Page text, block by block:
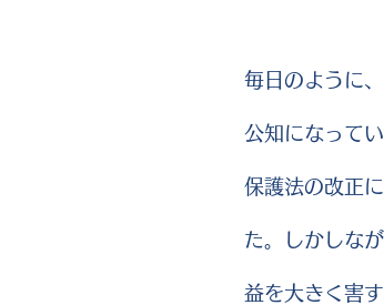
毎日のように
公知になって
保護法の改正
た。しかしな
益を大きく害